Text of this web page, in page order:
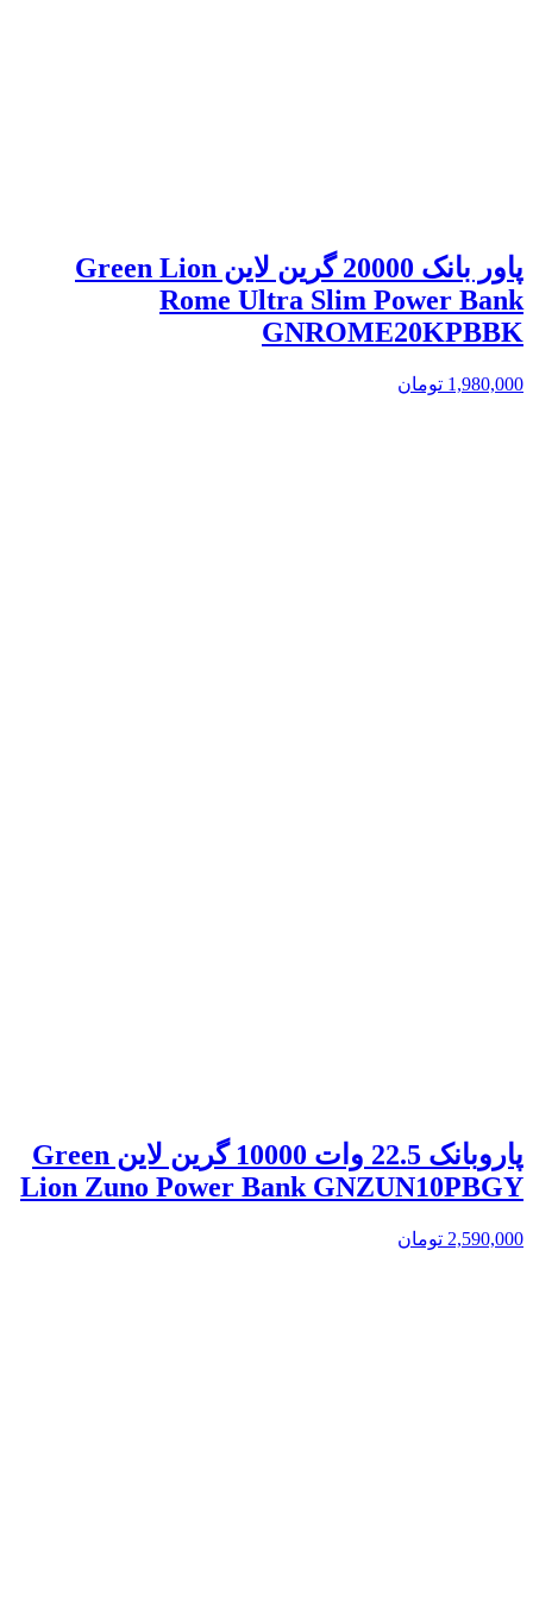
پاور بانک 20000 گرین لاین Green Lion
Rome Ultra Slim Power Bank
GNROME20KPBBK
1,980,000 تومان
پاروبانک 22.5 وات 10000 گرین لاین Green
Lion Zuno Power Bank GNZUN10PBGY
2,590,000 تومان